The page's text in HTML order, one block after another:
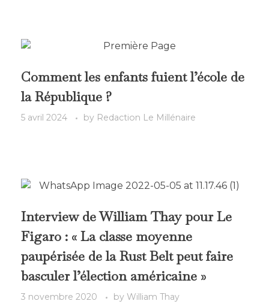
Comment les enfants fuient l’école de
la République ?
5 avril 2024 by Redaction Le Millénaire
Interview de William Thay pour Le
Figaro : « La classe moyenne
paupérisée de la Rust Belt peut faire
basculer l’élection américaine »
3 novembre 2020 by William Thay